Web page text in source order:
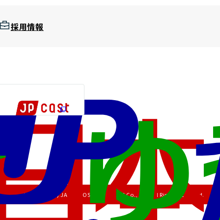
採用情報
Copyright (C) JAPAN POST HOLDINGS Co., Ltd. All Rights Reserved.